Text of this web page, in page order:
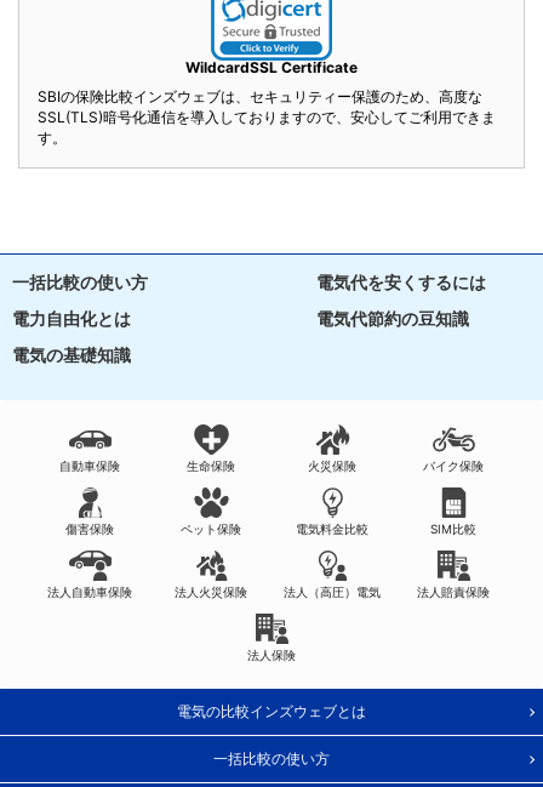
WildcardSSL Certificate
SBIの保険比較インズウェブは、セキュリティー保護のため、高度な
SSL(TLS)暗号化通信を導入しておりますので、安心してご利用できま
す。
一括比較の使い方
電気代を安くするには
電力自由化とは
電気代節約の豆知識
電気の基礎知識
自動車保険 生命保険 火災保険 バイク保険
傷害保険 ペット保険 電気料金比較 SIM比較
法人自動車保険 法人火災保険 法人（高圧）電気 法人賠責保険
法人保険
電気の比較インズウェブとは
一括比較の使い方